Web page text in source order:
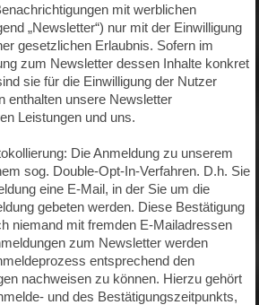
mit werblichen
„Newsletter“) nur mit der Einwilligung
gesetzlichen Erlaubnis. Sofern im
zum Newsletter dessen Inhalte konkret
sie für die Einwilligung der Nutzer
enthalten unsere Newsletter
Leistungen und uns.
Die Anmeldung zu unserem
sog. Double-Opt-In-Verfahren. D.h. Sie
eine E-Mail, in der Sie um die
gebeten werden. Diese Bestätigung
niemand mit fremden E-Mailadressen
zum Newsletter werden
entsprechend den
nachweisen zu können. Hierzu gehört
und des Bestätigungszeitpunkts,